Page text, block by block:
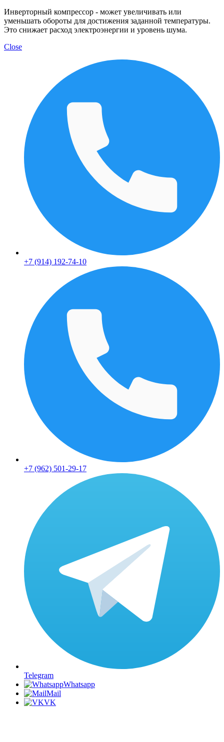
Инверторный компрессор - может увеличивать или
уменьшать обороты для достижения заданной температуры.
Это снижает расход электроэнергии и уровень шума.
Close
+7 (914) 192-74-10
+7 (962) 501-29-17
Telegram
Whatsapp
Mail
VK